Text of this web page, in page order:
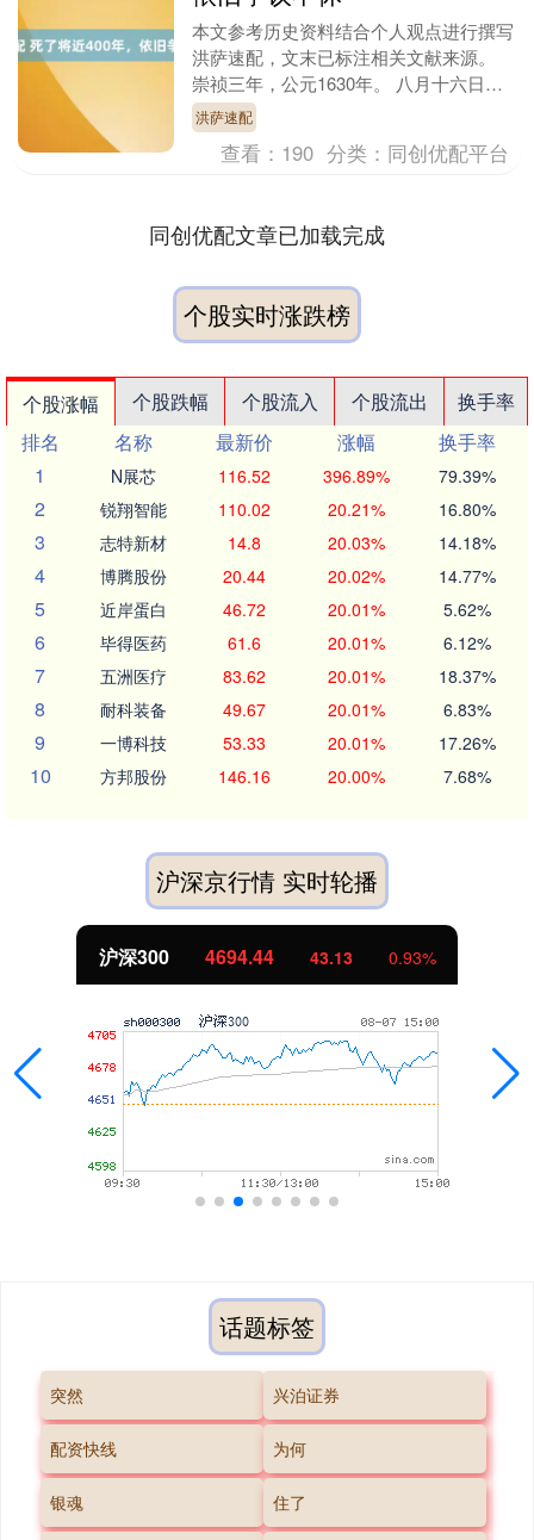
本文参考历史资料结合个人观点进行撰写
洪萨速配，文末已标注相关文献来源。
崇祯三年，公元1630年。 八月十六日。
京师天空阴沉，冷风卷起尘土，是浓浓的
肃杀之意。....
洪萨速配
查看： 190 分类： 同创优配平台
同创优配文章已加载完成
个股实时涨跌榜
个股涨幅 个股跌幅 个股流入 个股流出
换手率
排名
名称 最新价 涨幅
换手率
1
N展芯 116.52 396.89% 79.39%
2 锐翔智能 110.02 20.21% 16.80%
3 志特新材 14.8 20.03% 14.18%
4 博腾股份 20.44 20.02% 14.77%
5 近岸蛋白 46.72 20.01% 5.62%
6 毕得医药 61.6 20.01% 6.12%
7 五洲医疗 83.62 20.01% 18.37%
8 耐科装备 49.67 20.01% 6.83%
9 一博科技 53.33 20.01% 17.26%
10 方邦股份 146.16 20.00% 7.68%
沪深京行情 实时轮播
沪深300 4694.44 43.13 0.93%
话题标签
突然 兴泊证券
配资快线 为何
银魂 住了